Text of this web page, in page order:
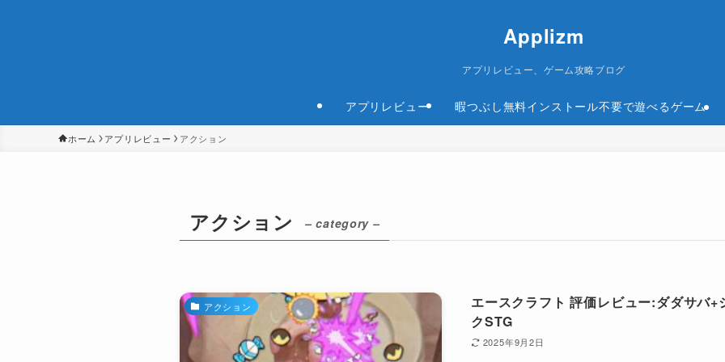
Applizm
アプリレビュー、ゲーム攻略ブログ
アプリレビュー 暇つぶし無料インストール不要で遊べるゲーム
ホーム アプリレビュー アクション
アクション – category –
アクション
エースクラフト 評価レビュー:ダダサバ+
クSTG
2025年9月2日